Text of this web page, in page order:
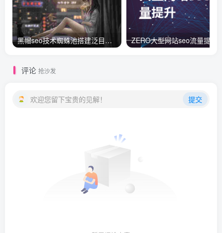
黑帽seo技术蜘蛛池搭建泛目录快速排名技术批量长尾关键词操作全套工具+教程
评论 抢沙发
欢迎您留下宝贵的见解！ 提交